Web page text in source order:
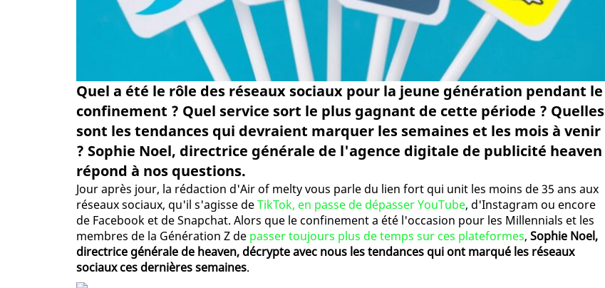
Quel a été le rôle des réseaux sociaux pour la jeune génération pendant le
confinement ? Quel service sort le plus gagnant de cette période ? Quelles
sont les tendances qui devraient marquer les semaines et les mois à venir
? Sophie Noel, directrice générale de l'agence digitale de publicité heaven
répond à nos questions.
Jour après jour, la rédaction d'Air of melty vous parle du lien fort qui unit les moins de 35 ans aux
réseaux sociaux, qu'il s'agisse deTikTok, en passe de dépasser YouTube, d'Instagram ou encore
de Facebook et de Snapchat. Alors que le confinement a été l'occasion pour les Millennials et les
membres de la Génération Z de passer toujours plus de temps sur ces plateformes, Sophie Noel,
directrice générale de heaven, décrypte avec nous les tendances qui ont marqué les réseaux
sociaux ces dernières semaines.